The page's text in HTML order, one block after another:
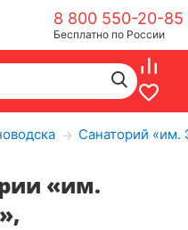
8 800 550-20-85
Бесплатно по России
→ Санаторий «им.
«им.